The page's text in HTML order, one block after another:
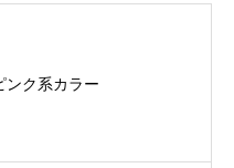
ンク系カラー